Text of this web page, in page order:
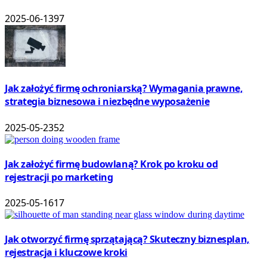
2025-06-1397
Jak założyć firmę ochroniarską? Wymagania prawne,
strategia biznesowa i niezbędne wyposażenie
2025-05-2352
Jak założyć firmę budowlaną? Krok po kroku od
rejestracji po marketing
2025-05-1617
Jak otworzyć firmę sprzątającą? Skuteczny biznesplan,
rejestracja i kluczowe kroki